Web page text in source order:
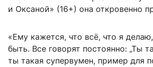
и Оксаной» (16+) она откровенно
«Ему кажется, что всё, что я
быть. Все говорят постоянно: „Ты
ты такая супервумен, пример для